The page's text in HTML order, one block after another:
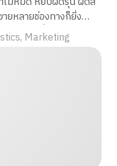
และให้คำปรึกษาในทุก
ะทับใจและความพึง
การที่ต้องการคำ
ขภาพ หรือบริการที่มีตัว
ยหลายช่องทางก็ยิ่ง
เหล่านี้จะกลายเป็น
บรหัสสินค้าที่ร้านค้า
, Marketing